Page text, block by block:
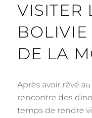
VISITER
BOLIVIE
DE LA
Après avoir rêvé
rencontre des
temps de rendre